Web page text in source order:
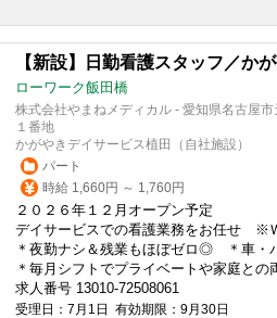
【新設】日勤看護スタッフ／か
ローワーク飯田橋
株式会社やまねメディカル - 愛知県名古屋
１番地
かがやきデイサービス植田（自社施設）
パート
時給 1,660円 ～ 1,760円
２０２６年１２月オープン予定
デイサービスでの看護業務をお任せ ※
＊夜勤ナシ＆残業もほぼゼロ◎ ＊車・
＊毎月シフトでプライベートや家庭と
求人番号 13010-72508061
受理日：7月1日 有効期限：9月30日